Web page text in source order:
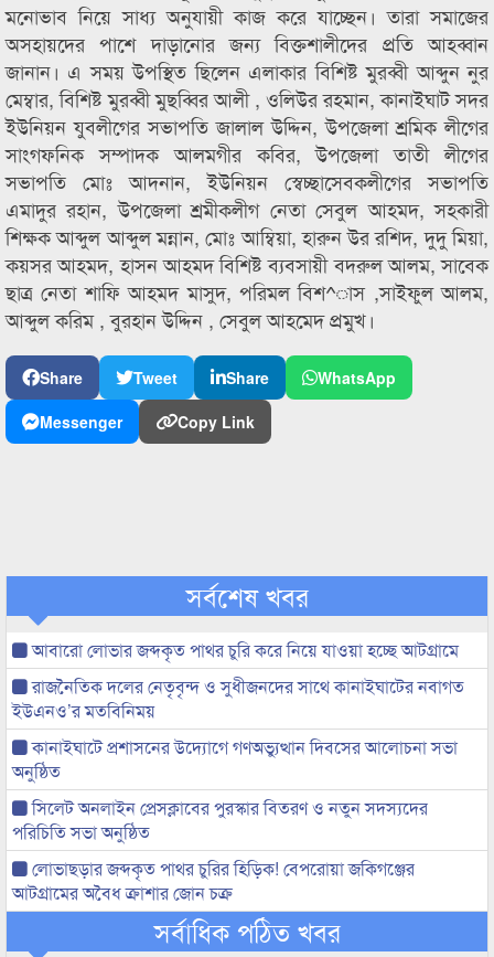
মনোভাব নিয়ে সাধ্য অনুযায়ী কাজ করে যাচ্ছেন। তারা সমাজের
অসহায়দের পাশে দাড়ানোর জন্য বিক্তশালীদের প্রতি আহব্বান
জানান। এ সময় উপস্থিত ছিলেন এলাকার বিশিষ্ট মুরব্বী আব্দুন নুর
মেম্বার, বিশিষ্ট মুরব্বী মুছব্বির আলী , ওলিউর রহমান, কানাইঘাট সদর
ইউনিয়ন যুবলীগের সভাপতি জালাল উদ্দিন, উপজেলা শ্রমিক লীগের
সাংগফনিক সম্পাদক আলমগীর কবির, উপজেলা তাতী লীগের
সভাপতি মোঃ আদনান, ইউনিয়ন স্বেচ্ছাসেবকলীগের সভাপতি
এমাদুর রহান, উপজেলা শ্রমীকলীগ নেতা সেবুল আহমদ, সহকারী
শিক্ষক আব্দুল আব্দুল মন্নান, মোঃ আম্বিয়া, হারুন উর রশিদ, দুদু মিয়া,
কয়সর আহমদ, হাসন আহমদ বিশিষ্ট ব্যবসায়ী বদরুল আলম, সাবেক
ছাত্র নেতা শাফি আহমদ মাসুদ, পরিমল বিশ^াস ,সাইফুল আলম,
আব্দুল করিম , বুরহান উদ্দিন , সেবুল আহমেদ প্রমুখ।
Share Tweet Share
WhatsApp
Messenger
Copy Link
সর্বশেষ খবর
আবারো লোভার জব্দকৃত পাথর চুরি করে নিয়ে যাওয়া হচ্ছে আটগ্রামে
রাজনৈতিক দলের নেতৃবৃন্দ ও সুধীজনদের সাথে কানাইঘাটের নবাগত
ইউএনও’র মতবিনিময়
কানাইঘাটে প্রশাসনের উদ্যোগে গণঅভ্যুত্থান দিবসের আলোচনা সভা
অনুষ্ঠিত
সিলেট অনলাইন প্রেসক্লাবের পুরস্কার বিতরণ ও নতুন সদস্যদের
পরিচিতি সভা অনুষ্ঠিত
লোভাছড়ার জব্দকৃত পাথর চুরির হিড়িক! বেপরোয়া জকিগঞ্জের
আটগ্রামের অবৈধ ক্রাশার জোন চক্র
সর্বাধিক পঠিত খবর